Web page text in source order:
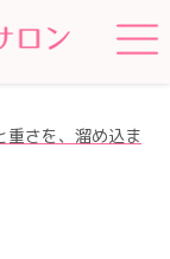
重さを、溜め込ま